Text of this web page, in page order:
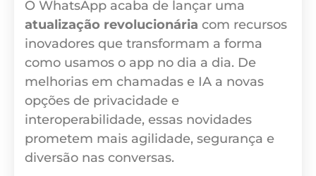
O WhatsApp acaba de lançar uma
atualização revolucionária com recursos
inovadores que transformam a forma
como usamos o app no dia a dia. De
melhorias em chamadas e IA a novas
opções de privacidade e
interoperabilidade, essas novidades
prometem mais agilidade, segurança e
diversão nas conversas.